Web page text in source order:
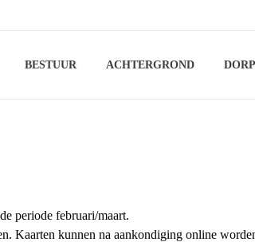
BESTUUR ACHTERGROND
georganiseerd,
Kaarten kunnen na aankondiging online